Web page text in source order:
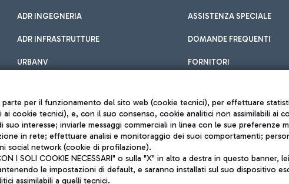
ADR INGEGNERIA
ADR INFRASTRUTTURE
URBANV
ASSISTENZA SPECIALE
DOMANDE FREQUENTI
FORNITORI
Note legali
Mappa sito
parte per il funzionamento del sito web (cookie tecnici), per effettuare
ai cookie tecnici), e, con il suo consenso, cookie analitici non assimilabili ai
interesse; inviarle messaggi commerciali in linea con le sue preferenze
in rete; effettuare analisi e monitoraggio dei suoi comportamenti;
social network (cookie di profilazione).
I SOLI COOKIE NECESSARI" o sulla "X" in alto a destra in questo
le impostazioni di default, e saranno installati sul suo dispositivo
assimilabili a quelli tecnici.